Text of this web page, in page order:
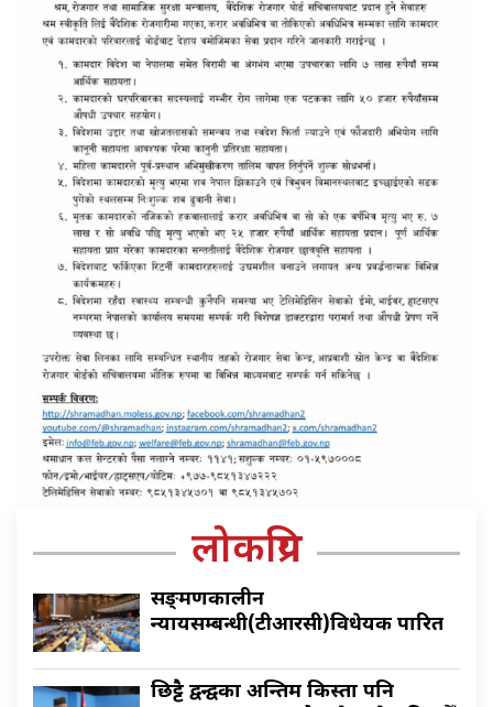
लोकप्रिय
सङ्क्रमणकालीन
न्यायसम्बन्धी(टीआरसी)विधेयक पारित
छिट्टै द्वन्द्वका अन्तिम किस्ता पनि